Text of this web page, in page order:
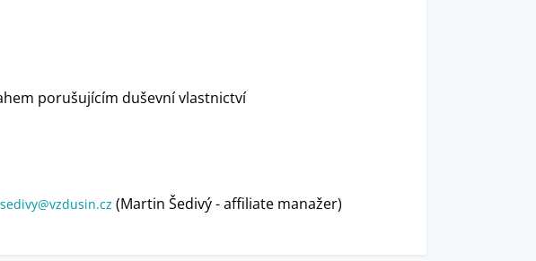
porušujícím duševní vlastnictví
(Martin Šedivý - affiliate manažer)